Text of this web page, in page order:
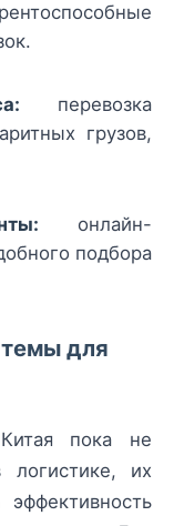
перевозка
грузов,
онлайн-
подбора
темы для
пока не
логистике, их